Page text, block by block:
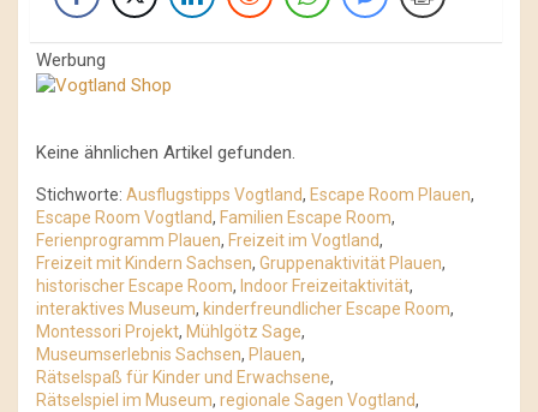
Werbung
Keine ähnlichen Artikel gefunden.
Stichworte: Ausflugstipps Vogtland, Escape Room Plauen,
Escape Room Vogtland, Familien Escape Room,
Ferienprogramm Plauen, Freizeit im Vogtland,
Freizeit mit Kindern Sachsen, Gruppenaktivität Plauen,
historischer Escape Room, Indoor Freizeitaktivität,
interaktives Museum, kinderfreundlicher Escape Room,
Montessori Projekt, Mühlgötz Sage,
Museumserlebnis Sachsen, Plauen,
Rätselspaß für Kinder und Erwachsene,
Rätselspiel im Museum, regionale Sagen Vogtland,